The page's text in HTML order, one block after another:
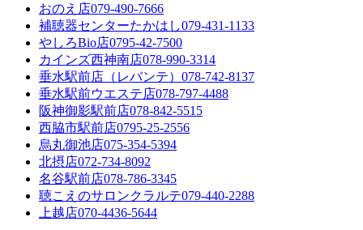
おのえ店079-490-7666
補聴器センターたかはし079-431-1133
やしろBio店0795-42-7500
カインズ西神南店078-990-3314
垂水駅前店（レバンテ） 078-742-8137
垂水駅前ウエステ店078-797-4488
阪神御影駅前店078-842-5515
西脇市駅前店0795-25-2556
烏丸御池店075-354-5394
北摂店072-734-8092
名谷駅前店078-786-3345
聴こえのサロンクラルテ079-440-2288
上越店070-4436-5644